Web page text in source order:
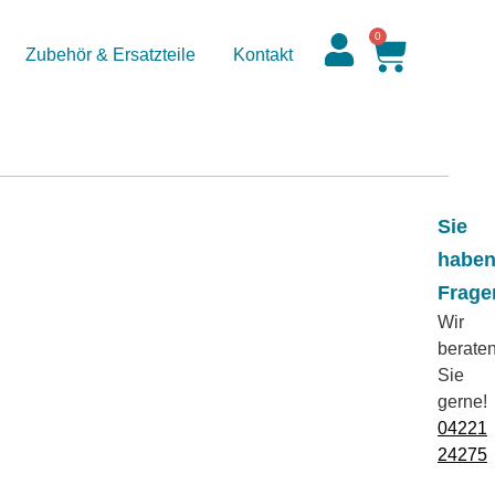
Zubehör & Ersatzteile Kontakt
0
Sie
haben
Wir
Sie
gerne!
04221
24275